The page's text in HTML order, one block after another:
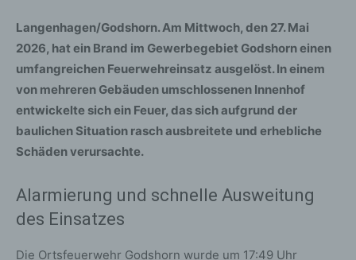
Langenhagen/Godshorn. Am Mittwoch, den 27. Mai
2026, hat ein Brand im Gewerbegebiet Godshorn einen
umfangreichen Feuerwehreinsatz ausgelöst. In einem
von mehreren Gebäuden umschlossenen Innenhof
entwickelte sich ein Feuer, das sich aufgrund der
baulichen Situation rasch ausbreitete und erhebliche
Schäden verursachte.
Alarmierung und schnelle Ausweitung
des Einsatzes
Die Ortsfeuerwehr Godshorn wurde um 17:49 Uhr